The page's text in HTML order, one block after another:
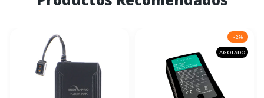
-2%
AGOTADO